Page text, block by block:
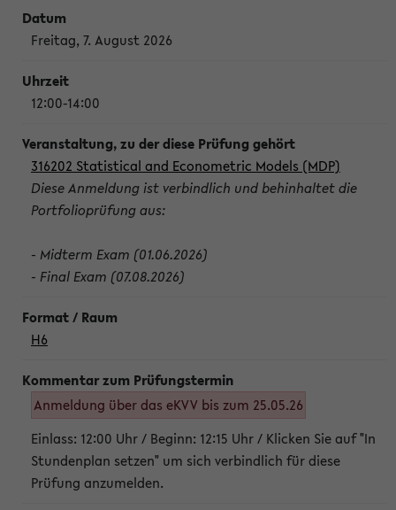
Freitag, 7. August 2026
12:00-14:00
316202 Statistical and Econometric Models (MDP)
Diese Anmeldung ist verbindlich und behinhaltet die
Portfolioprüfung aus:
- Midterm Exam (01.06.2026)
- Final Exam (07.08.2026)
H6
Anmeldung über das eKVV bis zum 25.05.26
Einlass: 12:00 Uhr / Beginn: 12:15 Uhr / Klicken Sie auf "In
Stundenplan setzen" um sich verbindlich für diese
Prüfung anzumelden.